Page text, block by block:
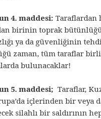
4. maddesi: Taraflardan
birinin toprak
ya da güvenliğinin
zaman, tüm taraflar
bulunacaklar!
5. maddesi; Taraflar,
içlerinden bir veya
silahlı bir saldırının